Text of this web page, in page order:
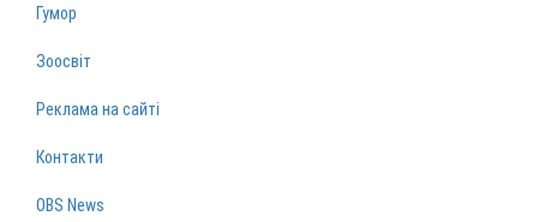
Гумор
Зоосвіт
Реклама на сайті
Контакти
OBS News